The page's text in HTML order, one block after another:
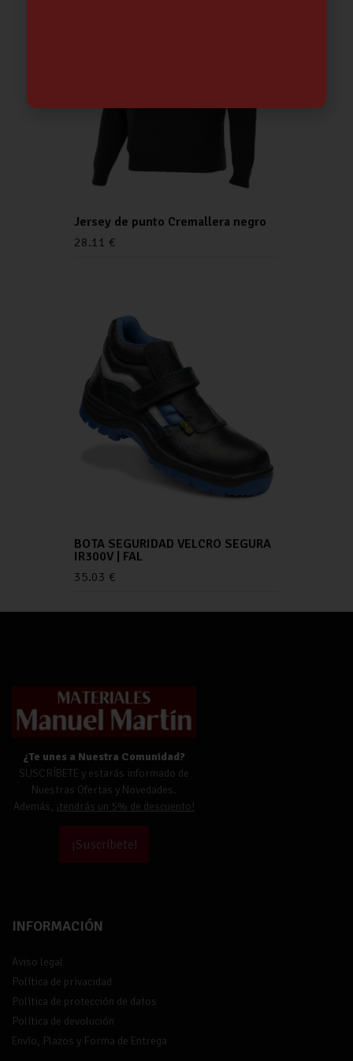
Jersey de punto Cremallera negro
28.11 €
BOTA SEGURIDAD VELCRO SEGURA
IR300V | FAL
35.03 €
¿Te unes a Nuestra Comunidad?
SUSCRÍBETE y estarás informado de
Nuestras Ofertas y Novedades.
Además, ¡tendrás un 5% de descuento!
¡Suscríbete!
INFORMACIÓN
Aviso legal
Política de privacidad
Política de protección de datos
Política de devolución
Envío, Plazos y Forma de Entrega